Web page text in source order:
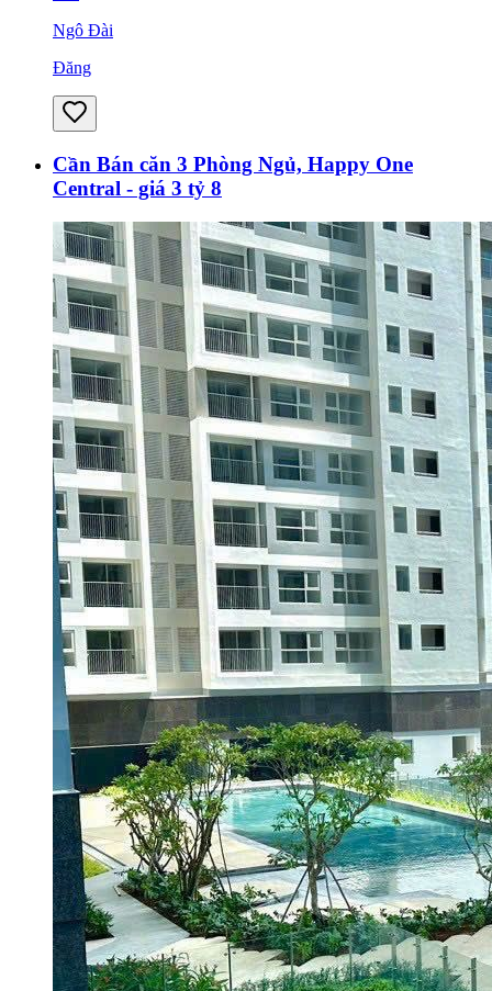
Ngô Đài
Đăng
Cần Bán căn 3 Phòng Ngủ, Happy One
Central - giá 3 tỷ 8